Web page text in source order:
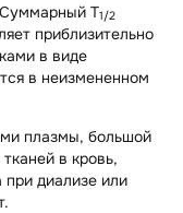
Суммарный T1/2
приблизительно
в виде
в неизмененном
плазмы, большой
в кровь,
диализе или